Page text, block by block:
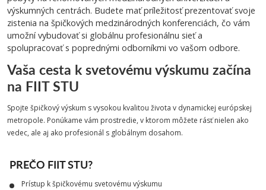
výskumných centrách. Budete mať príležitosť prezentovať svoje
zistenia na špičkových medzinárodných konferenciách, čo vám
umožní vybudovať si globálnu profesionálnu sieť a
spolupracovať s poprednými odborníkmi vo vašom odbore.
Vaša cesta k svetovému výskumu začína
na FIIT STU
Spojte špičkový výskum s vysokou kvalitou života v dynamickej európskej
metropole. Ponúkame vám prostredie, v ktorom môžete rásť nielen ako
vedec, ale aj ako profesionál s globálnym dosahom.
PREČO FIIT STU?
Prístup k špičkovému svetovému výskumu